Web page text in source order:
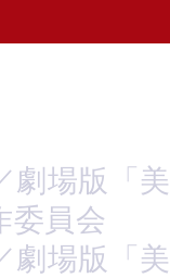
劇場版「
委員会
劇場版「